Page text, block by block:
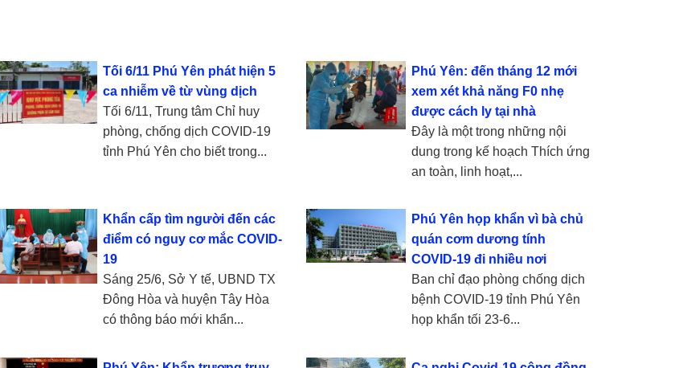
Tối 6/11 Phú Yên phát hiện 5
ca nhiễm về từ vùng dịch
Tối 6/11, Trung tâm Chỉ huy
phòng, chống dịch COVID-19
tỉnh Phú Yên cho biết trong...
Phú Yên: đến tháng 12 mới
xem xét khả năng F0 nhẹ
được cách ly tại nhà
Đây là một trong những nội
dung trong kế hoạch Thích ứng
an toàn, linh hoạt,...
Khẩn cấp tìm người đến các
điểm có nguy cơ mắc COVID-
19
Sáng 25/6, Sở Y tế, UBND TX
Đông Hòa và huyện Tây Hòa
có thông báo mới khẩn...
Phú Yên họp khẩn vì bà chủ
quán cơm dương tính
COVID-19 đi nhiều nơi
Ban chỉ đạo phòng chống dịch
bệnh COVID-19 tỉnh Phú Yên
họp khẩn tối 23-6...